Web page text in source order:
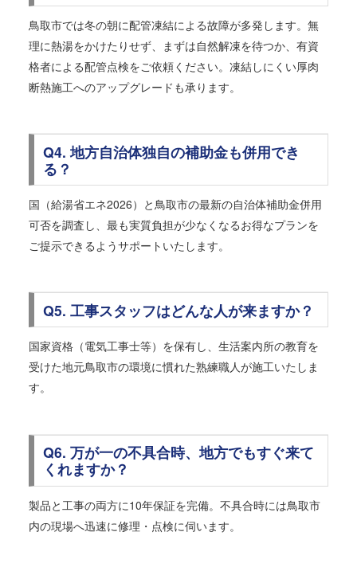
鳥取市では冬の朝に配管凍結による故障が多発します。無
理に熱湯をかけたりせず、まずは自然解凍を待つか、有資
格者による配管点検をご依頼ください。凍結しにくい厚肉
断熱施工へのアップグレードも承ります。
Q4. 地方自治体独自の補助金も併用でき
る？
国（給湯省エネ2026）と鳥取市の最新の自治体補助金併用
可否を調査し、最も実質負担が少なくなるお得なプランを
ご提示できるようサポートいたします。
Q5. 工事スタッフはどんな人が来ますか？
国家資格（電気工事士等）を保有し、生活案内所の教育を
受けた地元鳥取市の環境に慣れた熟練職人が施工いたしま
す。
Q6. 万が一の不具合時、地方でもすぐ来て
くれますか？
製品と工事の両方に10年保証を完備。不具合時には鳥取市
内の現場へ迅速に修理・点検に伺います。